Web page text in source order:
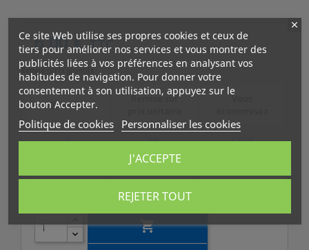
6,00 € TTC
Remise sur la quantité
Quantité
Remise sur
Vous
5 5% 1,50 €

Ce site Web utilise ses propres cookies et ceux de
tiers pour améliorer nos services et vous montrer des
publicités liées à vos préférences en analysant vos
habitudes de navigation. Pour donner votre
consentement à son utilisation, appuyez sur le
bouton Accepter.
Politique de cookies Personnaliser les cookies
REJETER TOUT
J'ACCEPTE